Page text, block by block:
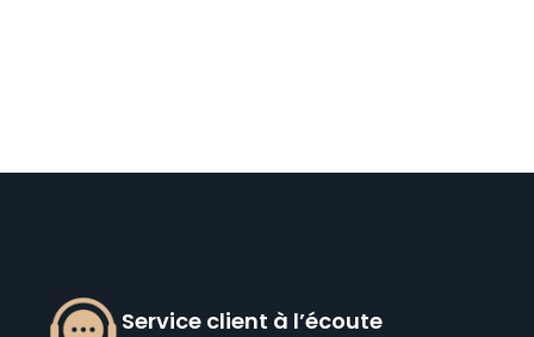
Service client à l’écoute